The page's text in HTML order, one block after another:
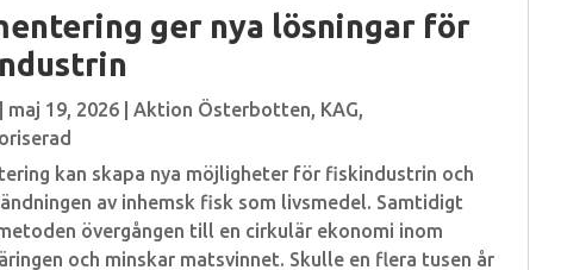
ger nya lösningar för
maj 19, 2026 |Aktion Österbotten, KAG,
kan skapa nya möjligheter för fiskindustrin och
av inhemsk fisk som livsmedel. Samtidigt
övergången till en cirkulär ekonomi inom
och minskar matsvinnet. Skulle en flera tusen år